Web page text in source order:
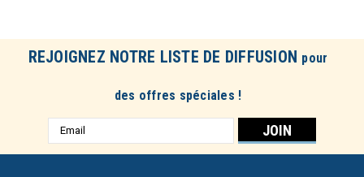
REJOIGNEZ NOTRE LISTE DE DIFFUSION pour
des offres spéciales !
Adresse
e-